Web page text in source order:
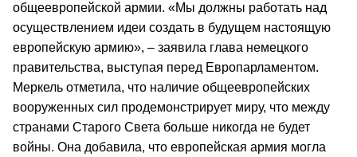
общеевропейской армии. «Мы должны работать над
осуществлением идеи создать в будущем настоящую
европейскую армию», – заявила глава немецкого
правительства, выступая перед Европарламентом.
Меркель отметила, что наличие общеевропейских
вооруженных сил продемонстрирует миру, что между
странами Старого Света больше никогда не будет
войны. Она добавила, что европейская армия могла